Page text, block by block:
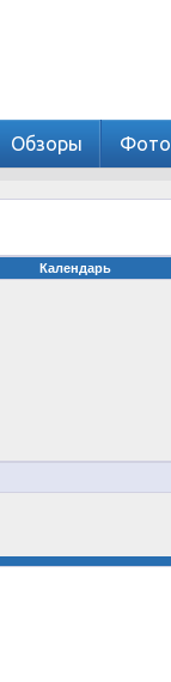
Обзоры Фото
Календарь